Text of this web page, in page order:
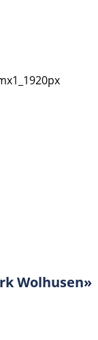
Wolhusen»